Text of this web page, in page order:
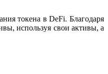
токена в DeFi. Благодаря
используя свои активы, а